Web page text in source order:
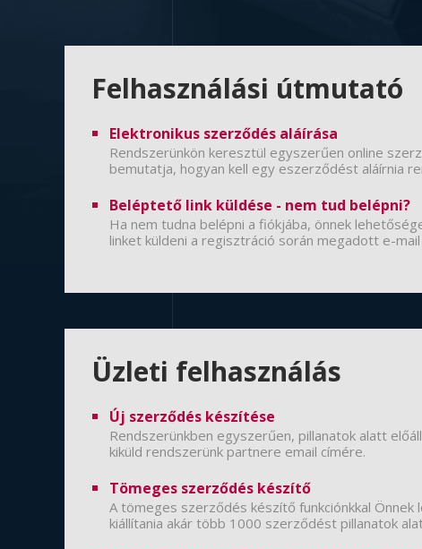
Felhasználási útmutató
Elektronikus szerződés aláírása
Rendszerünkön keresztül egyszerűen online
bemutatja, hogyan kell egy eszerződést aláírnia
Beléptető link küldése - nem tud belépni?
Ha nem tudna belépni a fiókjába, önnek
linket küldeni a regisztráció során megadott e-
Üzleti felhasználás
Új szerződés készítése
Rendszerünkben egyszerűen, pillanatok alatt
kiküld rendszerünk partnere email címére.
Tömeges szerződés készítő
A tömeges szerződés készítő funkciónkkal
kiállítania akár több 1000 szerződést pillanatok